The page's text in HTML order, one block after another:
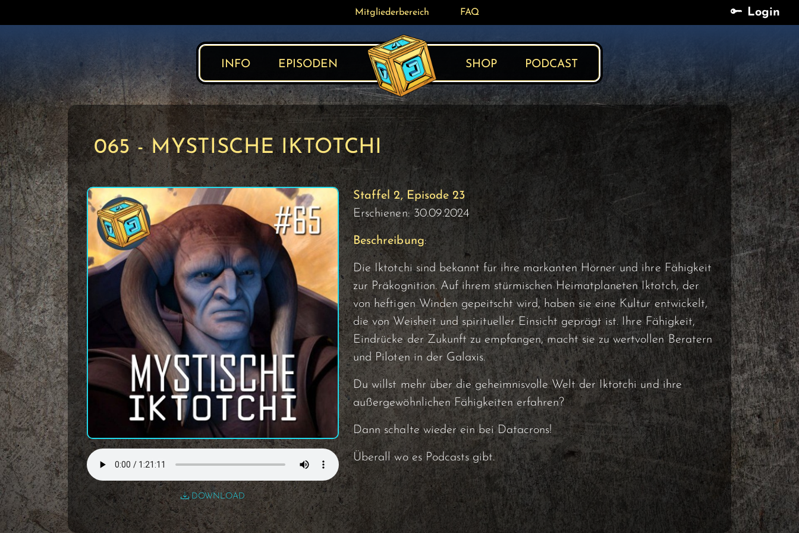
Mitgliederbereich FAQ Login
Mitgliederbereich FAQ Login
INFO EPISODEN SHOP PODCAST
065 - MYSTISCHE IKTOTCHI
DOWNLOAD
Staffel 2, Episode 23
Erschienen: 30.09.2024
Beschreibung:
Die Iktotchi sind bekannt für ihre markanten Hörner und ihre Fähigkeit
zur Präkognition. Auf ihrem stürmischen Heimatplaneten Iktotch, der
von heftigen Winden gepeitscht wird, haben sie eine Kultur entwickelt,
die von Weisheit und spiritueller Einsicht geprägt ist. Ihre Fähigkeit,
Eindrücke der Zukunft zu empfangen, macht sie zu wertvollen Beratern
und Piloten in der Galaxis.
Du willst mehr über die geheimnisvolle Welt der Iktotchi und ihre
außergewöhnlichen Fähigkeiten erfahren?
Dann schalte wieder ein bei Datacrons!
Überall wo es Podcasts gibt.